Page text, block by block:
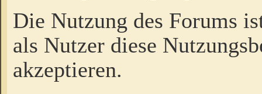
Die Nutzung des Forums
als Nutzer diese
akzeptieren.